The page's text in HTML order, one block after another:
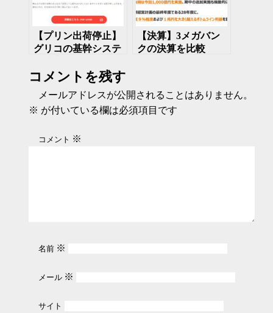
【プリン出荷停止】
グリコの基幹システ
荷停止 6月まで延
【決算】3メガバン
クの決算を比較
コメントを残す
メールアドレスが公開されることはありません。
※ が付いている欄は必須項目です
コメント ※
名前 ※
メール ※
サイト